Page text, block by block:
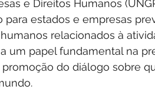
e Direitos Humanos
para estados e empresas
relacionados à
um papel fundamental na
promoção do diálogo sobre